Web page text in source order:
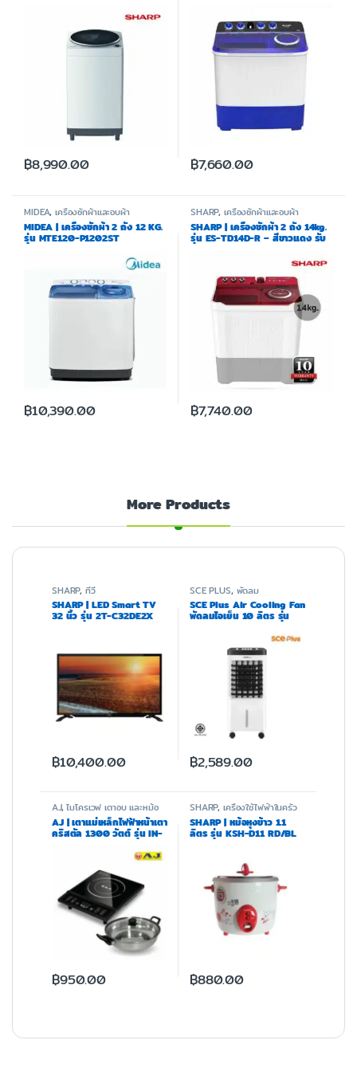
More Products
SHARP,ทีวี
SHARP | LED Smart TV
32 นิ้ว รุ่น 2T-C32DE2X
฿10,400.00
SCE PLUS, พัดลม
SCE Plus Air Cooling Fan
พัดลมไอเย็น 10 ลิตร รุ่น
฿2,589.00
AJ,ไมโครเวฟ เตาอบ และหม้อ
ทอด
AJ | เตาแม่เหล็กไฟฟ้าหน้าเตา
คริสตัล 1300 วัตต์ รุ่น IN-
฿950.00
SHARP,เครื่องใช้ไฟฟ้าในครัว
SHARP | หม้อหุงข้าว 1.1
ลิตร รุ่น KSH-D11 RD/BL
฿880.00
฿8,990.00 ฿7,660.00
MIDEA,เครื่องซักผ้าและอบผ้า
MIDEA | เครื่องซักผ้า 2 ถัง 12 KG.
รุ่น MTE120-P1202ST
฿10,390.00
SHARP,เครื่องซักผ้าและอบผ้า
SHARP | เครื่องซักผ้า 2 ถัง 14kg.
รุ่น ES-TD14D-R – สีขาวแดง รับ
ประกันมอเตอร์ 10 ปี
฿7,740.00